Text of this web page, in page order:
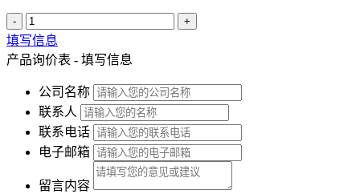
- +
填写信息
产品询价表 - 填写信息
公司名称
联系人
联系电话
电子邮箱
留言内容